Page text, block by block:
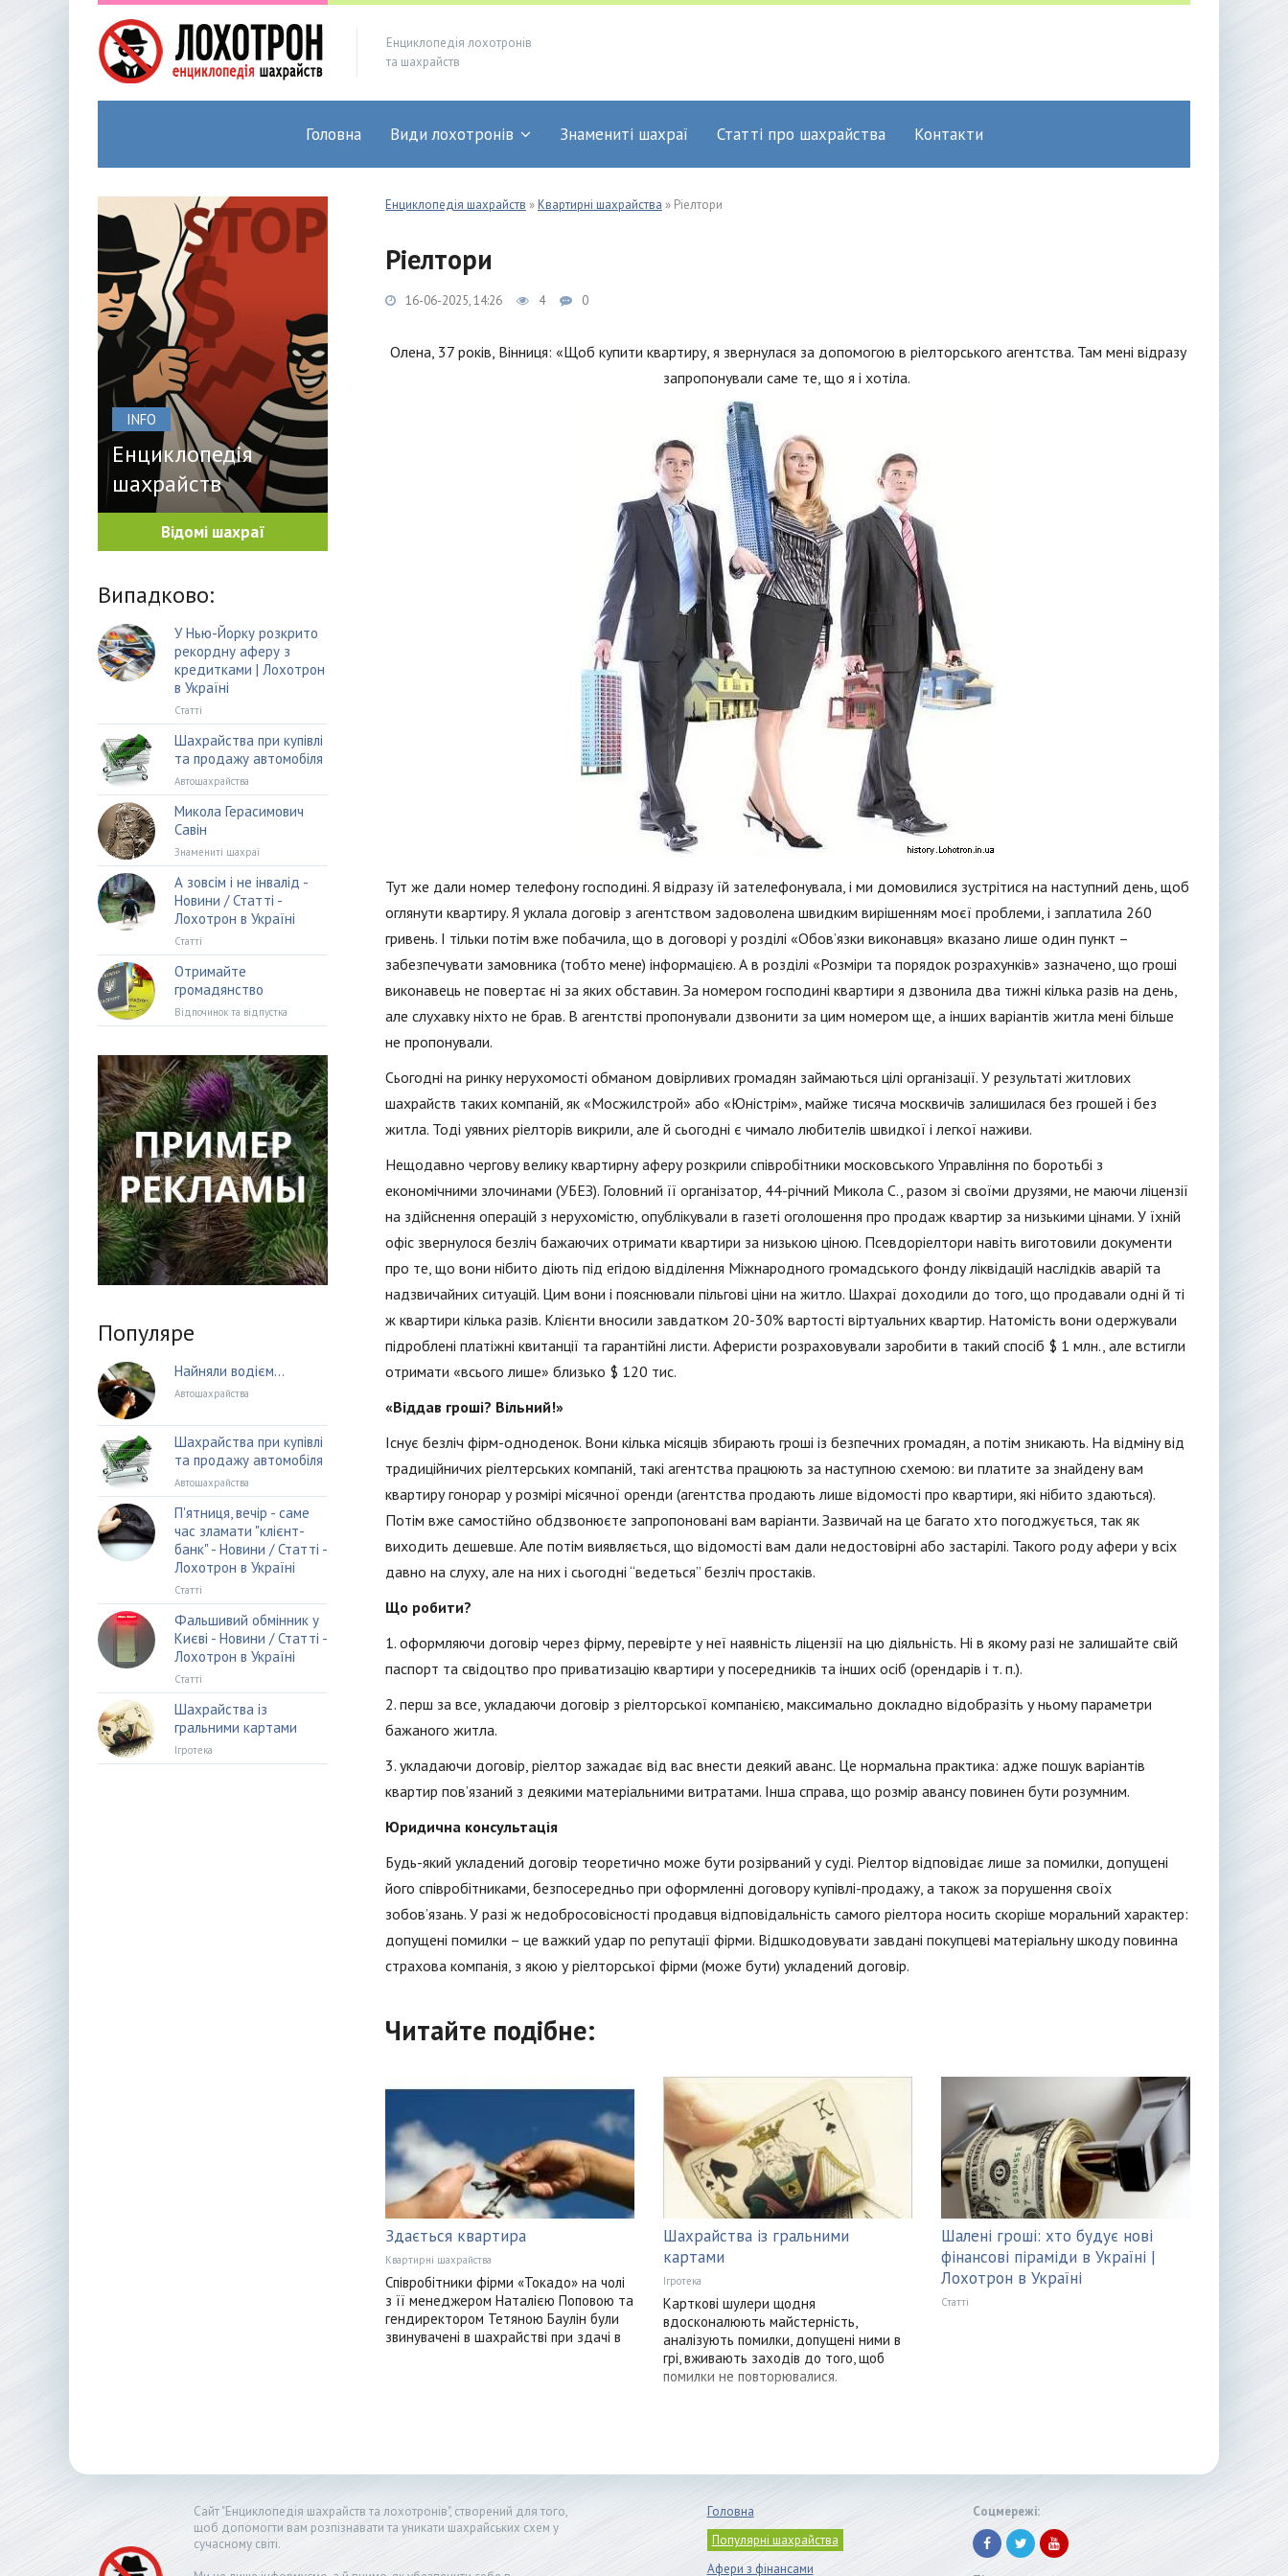
Енциклопедія лохотронів
та шахрайств
Головна Види лохотронів Знамениті шахраї Статті про шахрайства Контакти
Енциклопедія шахрайств »Квартирні шахрайства » Ріелтори
Ріелтори
16-06-2025, 14:26 4 0
Олена, 37 років, Вінниця: «Щоб купити квартиру, я звернулася за допомогою в ріелторського агентства. Там мені відразу
запропонували саме те, що я і хотіла.
Тут же дали номер телефону господині. Я відразу їй зателефонувала, і ми домовилися зустрітися на наступний день, щоб
оглянути квартиру. Я уклала договір з агентством задоволена швидким вирішенням моєї проблеми, і заплатила 260
гривень. І тільки потім вже побачила, що в договорі у розділі «Обов’язки виконавця» вказано лише один пункт –
забезпечувати замовника (тобто мене) інформацією. А в розділі «Розміри та порядок розрахунків» зазначено, що гроші
виконавець не повертає ні за яких обставин. За номером господині квартири я дзвонила два тижні кілька разів на день,
але слухавку ніхто не брав. В агентстві пропонували дзвонити за цим номером ще, а інших варіантів житла мені більше
не пропонували.
Сьогодні на ринку нерухомості обманом довірливих громадян займаються цілі організації. У результаті житлових
шахрайств таких компаній, як «Мосжилстрой» або «Юністрім», майже тисяча москвичів залишилася без грошей і без
житла. Тоді уявних ріелторів викрили, але й сьогодні є чимало любителів швидкої і легкої наживи.
Нещодавно чергову велику квартирну аферу розкрили співробітники московського Управління по боротьбі з
економічними злочинами (УБЕЗ). Головний її організатор, 44-річний Микола С., разом зі своїми друзями, не маючи ліцензії
на здійснення операцій з нерухомістю, опублікували в газеті оголошення про продаж квартир за низькими цінами. У їхній
офіс звернулося безліч бажаючих отримати квартири за низькою ціною. Псевдоріелтори навіть виготовили документи
про те, що вони нібито діють під егідою відділення Міжнародного громадського фонду ліквідацій наслідків аварій та
надзвичайних ситуацій. Цим вони і пояснювали пільгові ціни на житло. Шахраї доходили до того, що продавали одні й ті
ж квартири кілька разів. Клієнти вносили завдатком 20-30% вартості віртуальних квартир. Натомість вони одержували
підроблені платіжні квитанції та гарантійні листи. Аферисти розраховували заробити в такий спосіб $ 1 млн., але встигли
отримати «всього лише» близько $ 120 тис.
«Віддав гроші? Вільний!»
Існує безліч фірм-одноденок. Вони кілька місяців збирають гроші із безпечних громадян, а потім зникають. На відміну від
традиційничих ріелтерських компаній, такі агентства працюють за наступною схемою: ви платите за знайдену вам
квартиру гонорар у розмірі місячної оренди (агентства продають лише відомості про квартири, які нібито здаються).
Потім вже самостійно обдзвонюєте запропоновані вам варіанти. Зазвичай на це багато хто погоджується, так як
виходить дешевше. Але потім виявляється, що відомості вам дали недостовірні або застарілі. Такого роду афери у всіх
давно на слуху, але на них і сьогодні “ведеться” безліч простаків.
Що робити?
1. оформляючи договір через фірму, перевірте у неї наявність ліцензії на цю діяльність. Ні в якому разі не залишайте свій
паспорт та свідоцтво про приватизацію квартири у посередників та інших осіб (орендарів і т. п.).
2. перш за все, укладаючи договір з ріелторської компанією, максимально докладно відобразіть у ньому параметри
бажаного житла.
3. укладаючи договір, ріелтор зажадає від вас внести деякий аванс. Це нормальна практика: адже пошук варіантів
квартир пов’язаний з деякими матеріальними витратами. Інша справа, що розмір авансу повинен бути розумним.
Юридична консультація
Будь-який укладений договір теоретично може бути розірваний у суді. Ріелтор відповідає лише за помилки, допущені
його співробітниками, безпосередньо при оформленні договору купівлі-продажу, а також за порушення своїх
зобов’язань. У разі ж недобросовісності продавця відповідальність самого ріелтора носить скоріше моральний характер:
допущені помилки – це важкий удар по репутації фірми. Відшкодовувати завдані покупцеві матеріальну шкоду повинна
страхова компанія, з якою у ріелторської фірми (може бути) укладений договір.
Читайте подібне:
Здається квартира
Квартирні шахрайства
Співробітники фірми «Токадо» на чолі
з її менеджером Наталією Поповою та
гендиректором Тетяною Баулін були
звинувачені в шахрайстві при здачі в
Шахрайства із гральними
картами
Ігротека
Карткові шулери щодня
вдосконалюють майстерність,
аналізують помилки, допущені ними в
грі, вживають заходів до того, щоб
помилки не повторювалися.
Шалені гроші: хто будує нові
фінансові піраміди в Україні |
Лохотрон в Україні
Статті
INFO
Енциклопедія
шахрайств
Відомі шахраї
Випадково:
У Нью-Йорку розкрито
рекордну аферу з
кредитками | Лохотрон
в Україні
Статті
Шахрайства при купівлі
та продажу автомобіля
Автошахрайства
Микола Герасимович
Савін
Знамениті шахраї
А зовсім і не інвалід -
Новини / Статті -
Лохотрон в Україні
Статті
Отримайте
громадянство
Відпочинок та відпустка
Популяре
Найняли водієм…
Автошахрайства
Шахрайства при купівлі
та продажу автомобіля
Автошахрайства
П'ятниця, вечір - саме
час зламати "клієнт-
банк" - Новини / Статті -
Лохотрон в Україні
Статті
Фальшивий обмінник у
Києві - Новини / Статті -
Лохотрон в Україні
Статті
Шахрайства із
гральними картами
Ігротека
Сайт "Енциклопедія шахрайств та лохотронів", створений для того,
щоб допомогти вам розпізнавати та уникати шахрайських схем у
сучасному світі.
Головна
Популярні шахрайства
Афери з фінансами
Соцмережі: